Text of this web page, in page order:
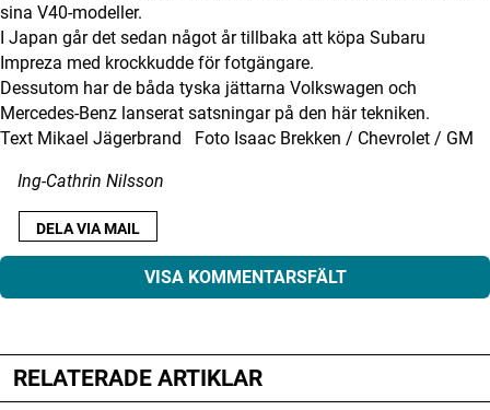
sina V40-modeller.
I Japan går det sedan något år tillbaka att köpa Subaru
Impreza med krockkudde för fotgängare.
Dessutom har de båda tyska jättarna Volkswagen och
Mercedes-Benz lanserat satsningar på den här tekniken.
Text Mikael Jägerbrand Foto Isaac Brekken / Chevrolet / GM
Ing-Cathrin Nilsson
DELA VIA MAIL
VISA KOMMENTARSFÄLT
Din e-postadress kommer inte publiceras.
RELATERADE ARTIKLAR